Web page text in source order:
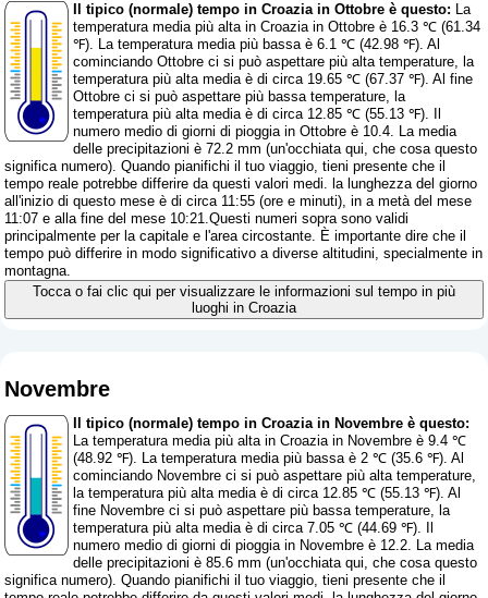
Il tipico (normale) tempo in Croazia in Ottobre è questo: La
temperatura media più alta in Croazia in Ottobre è 16.3 ℃ (61.34
℉). La temperatura media più bassa è 6.1 ℃ (42.98 ℉). Al
cominciando Ottobre ci si può aspettare più alta temperature, la
temperatura più alta media è di circa 19.65 ℃ (67.37 ℉). Al fine
Ottobre ci si può aspettare più bassa temperature, la
temperatura più alta media è di circa 12.85 ℃ (55.13 ℉). Il
numero medio di giorni di pioggia in Ottobre è 10.4. La media
delle precipitazioni è 72.2 mm (un'occhiata qui, che cosa questo
significa numero). Quando pianifichi il tuo viaggio, tieni presente che il
tempo reale potrebbe differire da questi valori medi. la lunghezza del giorno
all'inizio di questo mese è di circa 11:55 (ore e minuti), in a metà del mese
11:07 e alla fine del mese 10:21.Questi numeri sopra sono validi
principalmente per la capitale e l'area circostante. È importante dire che il
tempo può differire in modo significativo a diverse altitudini, specialmente in
montagna.
Tocca o fai clic qui per visualizzare le informazioni sul tempo in più
luoghi in Croazia
Novembre
Il tipico (normale) tempo in Croazia in Novembre è questo:
La temperatura media più alta in Croazia in Novembre è 9.4 ℃
(48.92 ℉). La temperatura media più bassa è 2 ℃ (35.6 ℉). Al
cominciando Novembre ci si può aspettare più alta temperature,
la temperatura più alta media è di circa 12.85 ℃ (55.13 ℉). Al
fine Novembre ci si può aspettare più bassa temperature, la
temperatura più alta media è di circa 7.05 ℃ (44.69 ℉). Il
numero medio di giorni di pioggia in Novembre è 12.2. La media
delle precipitazioni è 85.6 mm (un'occhiata qui, che cosa questo
significa numero). Quando pianifichi il tuo viaggio, tieni presente che il